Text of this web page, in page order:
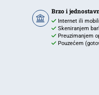
IP20
količina
Brzo i
Internet ili
Skeniranjem
Preuzimanjem
Pouzećem